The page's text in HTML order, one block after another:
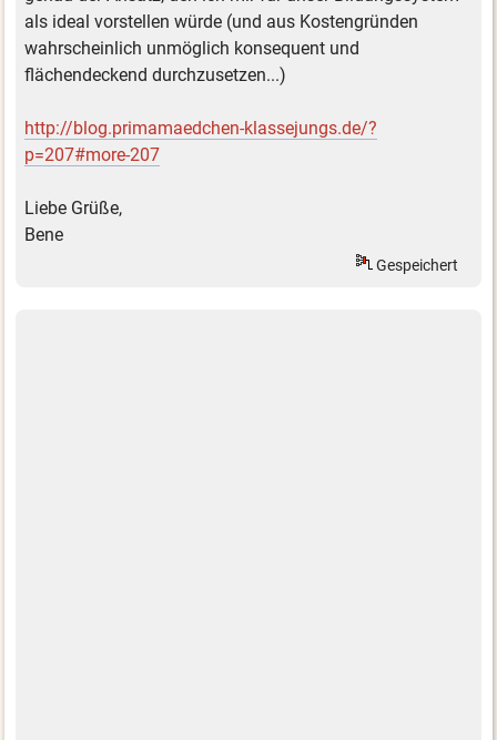
als ideal vorstellen würde (und aus Kostengründen
wahrscheinlich unmöglich konsequent und
flächendeckend durchzusetzen...)
http://blog.primamaedchen-klassejungs.de/?
p=207#more-207
Liebe Grüße,
Bene
Gespeichert